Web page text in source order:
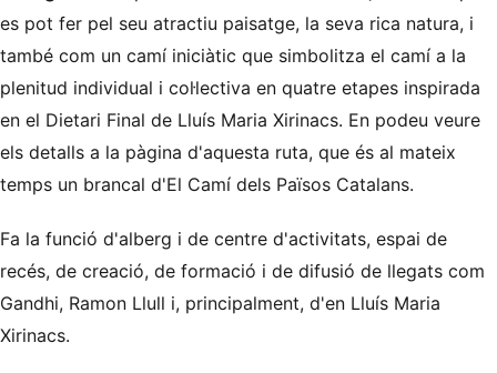
es pot fer pel seu atractiu paisatge, la seva rica natura, i
també com un camí iniciàtic que simbolitza el camí a la
plenitud individual i col·lectiva en quatre etapes inspirada
en el Dietari Final de Lluís Maria Xirinacs. En podeu veure
els detalls a la pàgina d'aquesta ruta, que és al mateix
temps un brancal d'El Camí dels Països Catalans.
Fa la funció d'alberg i de centre d'activitats, espai de
recés, de creació, de formació i de difusió de llegats com
Gandhi, Ramon Llull i, principalment, d'en Lluís Maria
Xirinacs.